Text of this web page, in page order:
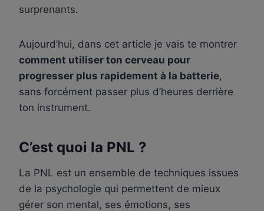
surprenants.
Aujourd’hui, dans cet article je vais te montrer
comment utiliser ton cerveau pour
progresser plus rapidement à la batterie,
sans forcément passer plus d’heures derrière
ton instrument.
C’est quoi la PNL ?
La PNL est un ensemble de techniques issues
de la psychologie qui permettent de mieux
gérer son mental, ses émotions, ses